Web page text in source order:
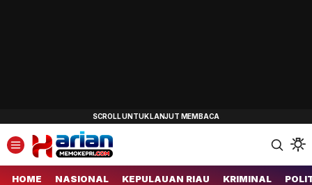
HOME NASIONAL KEPULAUAN RIAU KRIMINAL